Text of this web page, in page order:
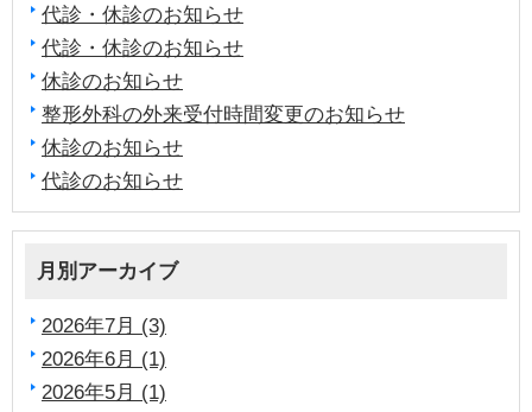
代診・休診のお知らせ
代診・休診のお知らせ
休診のお知らせ
整形外科の外来受付時間変更のお知らせ
休診のお知らせ
代診のお知らせ
月別アーカイブ
2026年7月 (3)
2026年6月 (1)
2026年5月 (1)